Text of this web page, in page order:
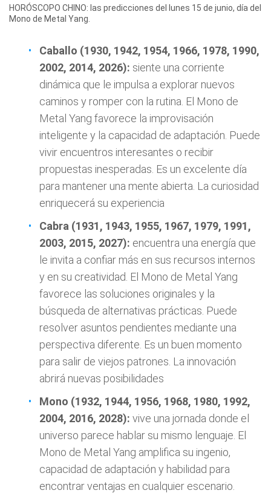
HORÓSCOPO CHINO: las predicciones del lunes 15 de junio, día del
Mono de Metal Yang.
Caballo (1930, 1942, 1954, 1966, 1978, 1990,
2002, 2014, 2026): siente una corriente
dinámica que le impulsa a explorar nuevos
caminos y romper con la rutina. El Mono de
Metal Yang favorece la improvisación
inteligente y la capacidad de adaptación. Puede
vivir encuentros interesantes o recibir
propuestas inesperadas. Es un excelente día
para mantener una mente abierta. La curiosidad
enriquecerá su experiencia
Cabra (1931, 1943, 1955, 1967, 1979, 1991,
2003, 2015, 2027): encuentra una energía que
le invita a confiar más en sus recursos internos
y en su creatividad. El Mono de Metal Yang
favorece las soluciones originales y la
búsqueda de alternativas prácticas. Puede
resolver asuntos pendientes mediante una
perspectiva diferente. Es un buen momento
para salir de viejos patrones. La innovación
abrirá nuevas posibilidades
Mono (1932, 1944, 1956, 1968, 1980, 1992,
2004, 2016, 2028): vive una jornada donde el
universo parece hablar su mismo lenguaje. El
Mono de Metal Yang amplifica su ingenio,
capacidad de adaptación y habilidad para
encontrar ventajas en cualquier escenario.